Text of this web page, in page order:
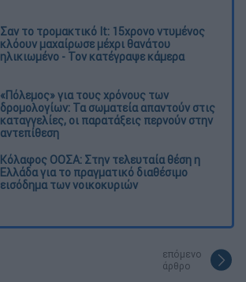
Σαν το τρομακτικό It: 15χρονο ντυμένος
κλόουν μαχαίρωσε μέχρι θανάτου
ηλικιωμένο - Τον κατέγραψε κάμερα
«Πόλεμος» για τους χρόνους των
δρομολογίων: Τα σωματεία απαντούν στις
καταγγελίες, οι παρατάξεις περνούν στην
αντεπίθεση
Κόλαφος ΟΟΣΑ: Στην τελευταία θέση η
Ελλάδα για το πραγματικό διαθέσιμο
εισόδημα των νοικοκυριών
επόμενο
άρθρο